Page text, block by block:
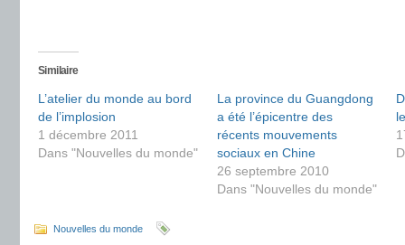
Similaire
L’atelier du monde au bord
de l’implosion
1 décembre 2011
Dans "Nouvelles du monde"
La province du Guangdong
a été l’épicentre des
récents mouvements
sociaux en Chine
26 septembre 2010
Dans "Nouvelles du monde"
Nouvelles du monde